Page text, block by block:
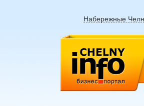
Набережные